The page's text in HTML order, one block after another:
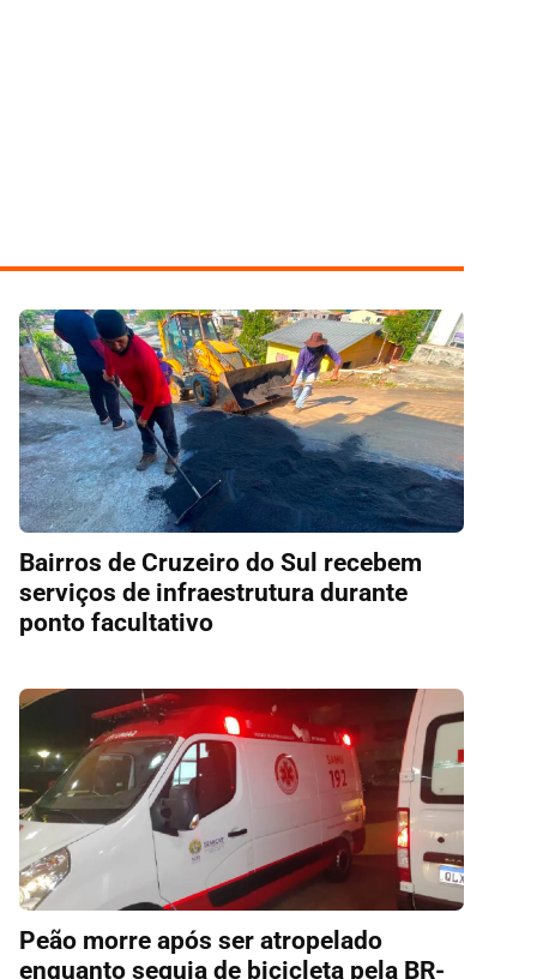
Bairros de Cruzeiro do Sul recebem
serviços de infraestrutura durante
ponto facultativo
Peão morre após ser atropelado
enquanto seguia de bicicleta pela BR-